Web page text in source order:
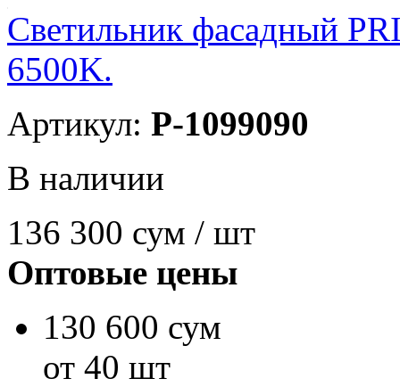
Светильник фасадный
6500K.
Артикул: P-1099090
В наличии
136 300 сум / шт
Оптовые цены
130 600 сум
от 40 шт